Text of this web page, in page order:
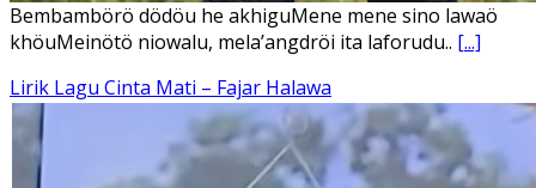
Bembambörö dödöu he akhiguMene mene sino lawaö
khöuMeinötö niowalu, mela’angdröi ita laforudu.. [...]
Lirik Lagu Cinta Mati – Fajar Halawa